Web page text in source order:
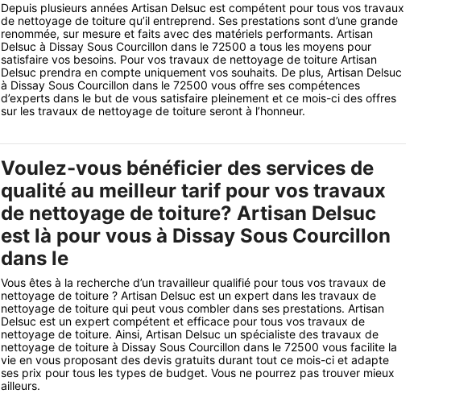
Depuis plusieurs années Artisan Delsuc est compétent pour tous vos travaux
de nettoyage de toiture qu’il entreprend. Ses prestations sont d’une grande
renommée, sur mesure et faits avec des matériels performants. Artisan
Delsuc à Dissay Sous Courcillon dans le 72500 a tous les moyens pour
satisfaire vos besoins. Pour vos travaux de nettoyage de toiture Artisan
Delsuc prendra en compte uniquement vos souhaits. De plus, Artisan Delsuc
à Dissay Sous Courcillon dans le 72500 vous offre ses compétences
d’experts dans le but de vous satisfaire pleinement et ce mois-ci des offres
sur les travaux de nettoyage de toiture seront à l’honneur.
Voulez-vous bénéficier des services de
qualité au meilleur tarif pour vos travaux
de nettoyage de toiture? Artisan Delsuc
est là pour vous à Dissay Sous Courcillon
dans le
Vous êtes à la recherche d’un travailleur qualifié pour tous vos travaux de
nettoyage de toiture ? Artisan Delsuc est un expert dans les travaux de
nettoyage de toiture qui peut vous combler dans ses prestations. Artisan
Delsuc est un expert compétent et efficace pour tous vos travaux de
nettoyage de toiture. Ainsi, Artisan Delsuc un spécialiste des travaux de
nettoyage de toiture à Dissay Sous Courcillon dans le 72500 vous facilite la
vie en vous proposant des devis gratuits durant tout ce mois-ci et adapte
ses prix pour tous les types de budget. Vous ne pourrez pas trouver mieux
ailleurs.